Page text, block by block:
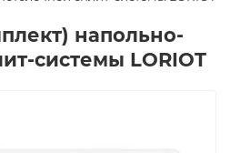
напольно-
системы LORIOT